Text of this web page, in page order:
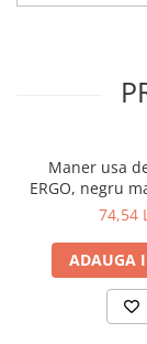
Maner usa
ERGO, negru
cheie
74,54
ADAUGA